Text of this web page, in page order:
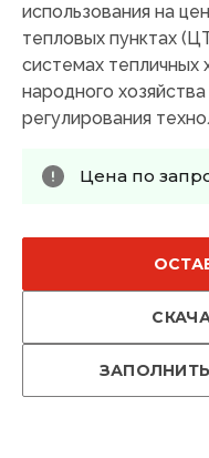
использования на
тепловых пунктах
системах тепличных
народного
регулирования
Цена по